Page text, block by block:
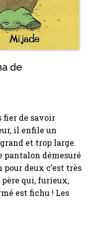
de
fier de savoir
il enfile un
et trop large.
pantalon démesuré
deux c’est très
qui, furieux,
est fichu ! Les